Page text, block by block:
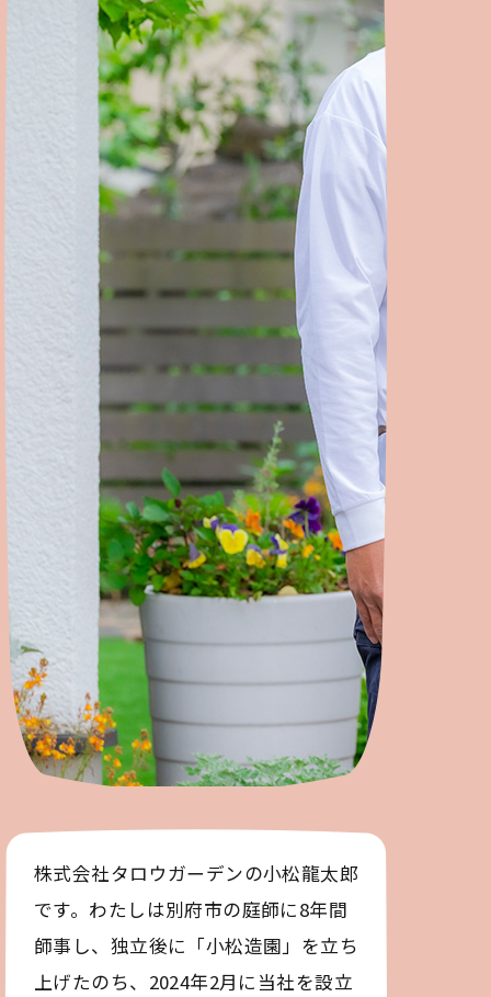
株式会社タロウガーデンの小松龍太郎
です。わたしは別府市の庭師に8年間
師事し、独立後に「小松造園」を立ち
上げたのち、2024年2月に当社を設立